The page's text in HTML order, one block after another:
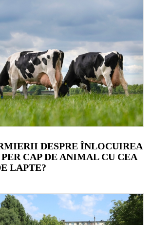
DESPRE ÎNLOCUIREA
CAP DE ANIMAL CU CEA
LAPTE?